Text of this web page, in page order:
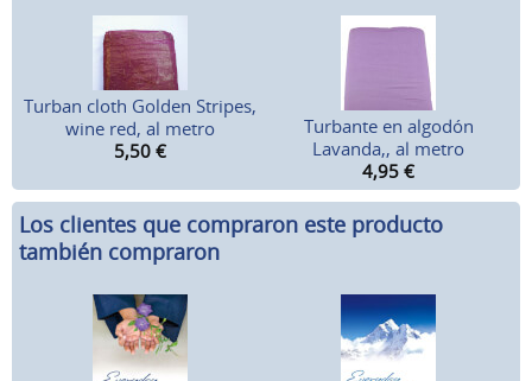
Turban cloth Golden Stripes,
wine red, al metro
5,50 €
Turbante en algodón
Lavanda,, al metro
4,95 €
Los clientes que compraron este producto
también compraron